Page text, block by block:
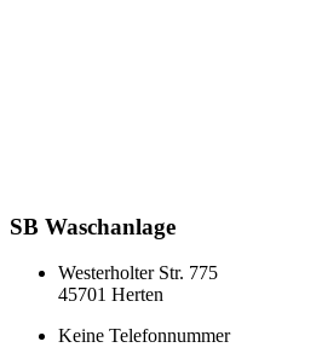
SB Waschanlage
Westerholter Str. 775
45701 Herten
Keine Telefonnummer